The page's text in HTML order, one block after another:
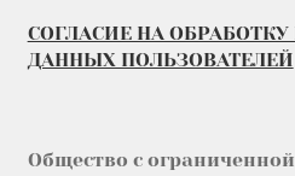
СОГЛАСИЕ НА
ДАННЫХ ПОЛЬЗОВАТЕЛЕЙ
Общество с